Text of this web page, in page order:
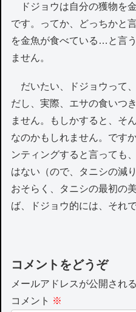
ドジョウは自分の獲物を
です。ってか、どっちかと
を金魚が食べている…と言
ません。
だいたい、ドジョウって
だし、実際、エサの食いつ
ません。もしかすると、そ
なのかもしれません。です
ンティングすると言っても
はない（ので、タニシの減
おそらく、タニシの最初の
ば、ドジョウ的には、それ
コメントをどうぞ
メールアドレスが公開され
コメント ※